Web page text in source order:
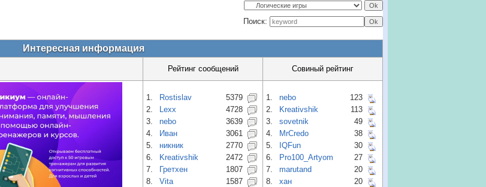
Поиск:
Интересная информация
Рейтинг сообщений Совиный рейтинг
1. Rostislav
5379
2.
Lexx
4728
3.
nebo
3639
4.
Иван
3061
5.
никник
2770
6.
Kreativshik
2472
7.
Гретхен
1807
8.
Vita 1587
1. nebo
123
2.
Kreativshik
113
3.
sovetnik
49
4.
MrCredo
38
5.
IQFun
30
6.
Pro100_Artyom
27
7.
marutand
20
8.
хан 20